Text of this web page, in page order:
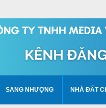
SANG NHƯỢNG NHÀ ĐẤT